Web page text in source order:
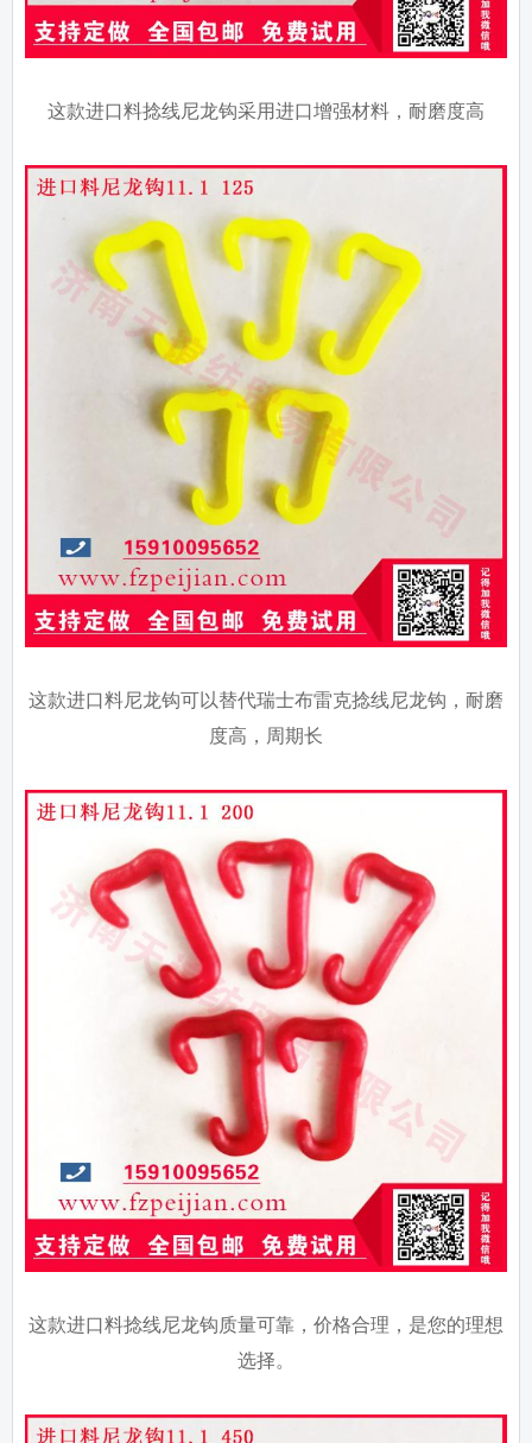
这款进口料捻线尼龙钩采用进口增强材料，耐磨度高
这款进口料尼龙钩可以替代瑞士布雷克捻线尼龙钩，耐磨
度高，周期长
这款进口料捻线尼龙钩质量可靠，价格合理，是您的理想
选择。